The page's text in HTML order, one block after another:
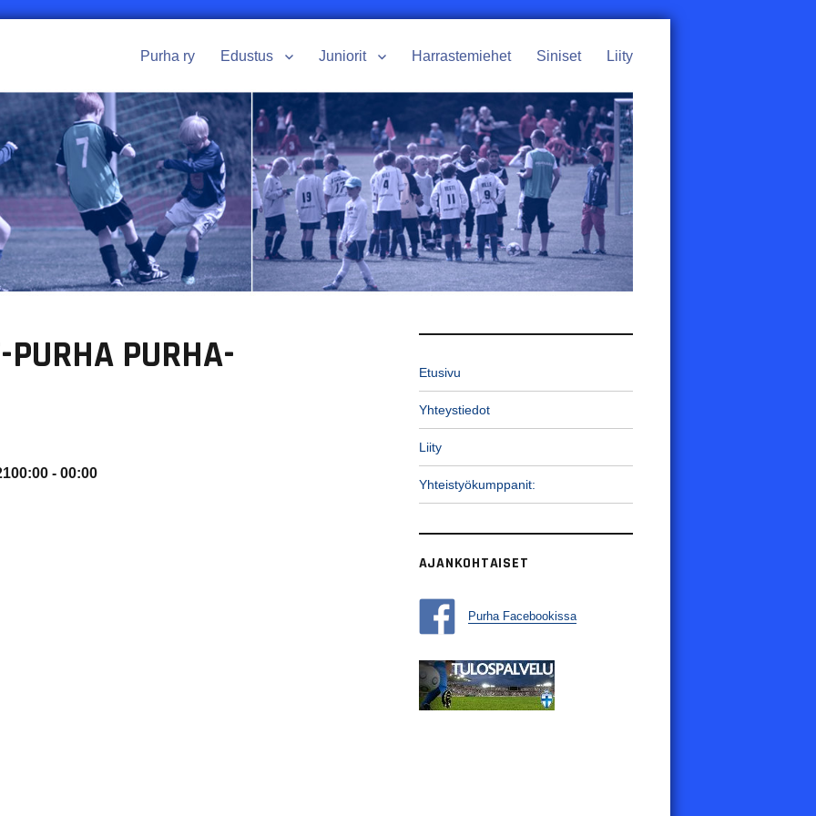
Purha ry Edustus Juniorit Harrastemiehet Siniset Liity
PURHA-
00:00 - 00:00
Etusivu
Yhteystiedot
Liity
Yhteistyökumppanit:
AJANKOHTAISET
Purha Facebookissa